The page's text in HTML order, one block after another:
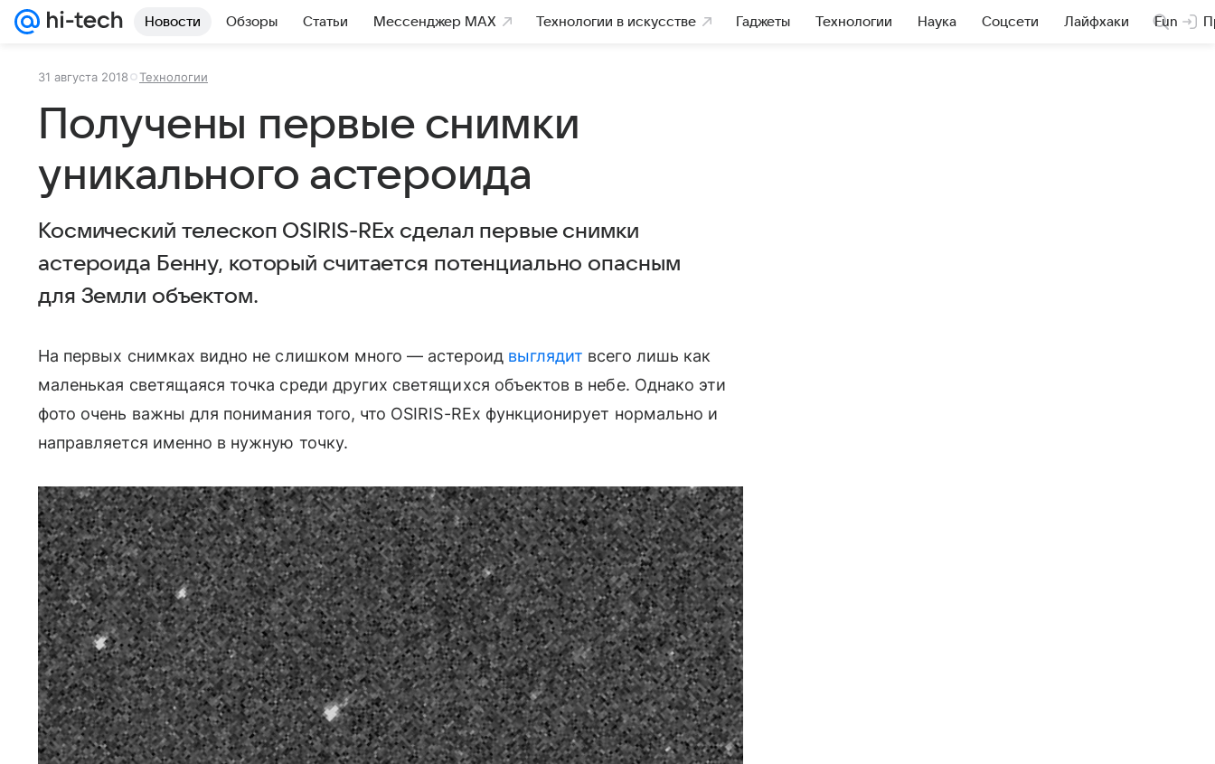
Новости Обзоры Статьи Мессенджер MAX Технологии в искусстве Гаджеты Технологии Наука Соцсети Лайфхаки Fun
31 августа 2018 Технологии
Получены первые снимки
уникального астероида
Космический телескоп OSIRIS-REx сделал первые снимки
астероида Бенну, который считается потенциально опасным
для Земли объектом.
На первых снимках видно не слишком много — астероид выглядит всего лишь как
маленькая светящаяся точка среди других светящихся объектов в небе. Однако эти
фото очень важны для понимания того, что OSIRIS-REx функционирует нормально и
направляется именно в нужную точку.